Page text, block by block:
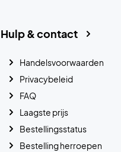
Hulp & contact
Handelsvoorwaarden
Privacybeleid
FAQ
Laagste prijs
Bestellingsstatus
Bestelling herroepen